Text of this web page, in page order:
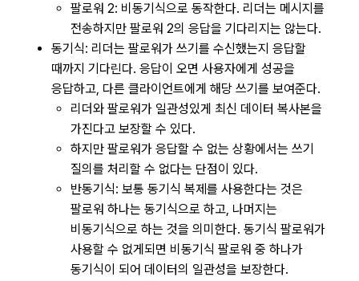
팔로워 2: 비동기식으로 동작한다. 리더는 메시지를
전송하지만 팔로워 2의 응답을 기다리지는 않는다.
동기식: 리더는 팔로워가 쓰기를 수신했는지 응답할
때까지 기다린다. 응답이 오면 사용자에게 성공을
응답하고, 다른 클라이언트에게 해당 쓰기를 보여준다.
리더와 팔로워가 일관성있게 최신 데이터 복사본을
가진다고 보장할 수 있다.
하지만 팔로워가 응답할 수 없는 상황에서는 쓰기
질의를 처리할 수 없다는 단점이 있다.
반동기식: 보통 동기식 복제를 사용한다는 것은
팔로워 하나는 동기식으로 하고, 나머지는
비동기식으로 하는 것을 의미한다. 동기식 팔로워가
사용할 수 없게되면 비동기식 팔로워 중 하나가
동기식이 되어 데이터의 일관성을 보장한다.